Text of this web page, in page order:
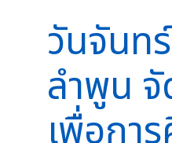
วันจันท
ลำพูน จั